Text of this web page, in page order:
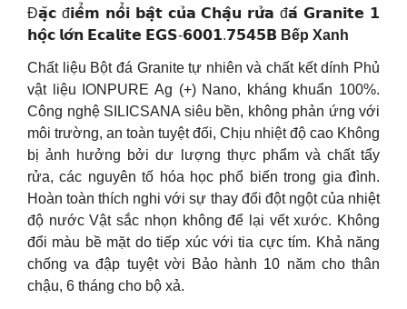
Đ𝗮̣̆𝗰 đ𝗶𝗲̂̉𝗺 𝗻𝗼̂̉𝗶 𝗯𝗮̣̂𝘁 𝗰𝘂̉𝗮 𝗖𝗵𝗮̣̂𝘂 𝗿𝘂̛̉𝗮 đ𝗮́ 𝗚𝗿𝗮𝗻𝗶𝘁𝗲 𝟭
𝗵𝗼̣̂𝗰 𝗹𝗼̛́𝗻 𝗘𝗰𝗮𝗹𝗶𝘁𝗲 𝗘𝗚𝗦-𝟲𝟬𝟬𝟭.𝟳𝟱𝟰𝟱𝗕 Bếp Xanh
Chất liệu Bột đá Granite tự nhiên và chất kết dính Phủ
vật liệu IONPURE Ag (+) Nano, kháng khuẩn 100%.
Công nghệ SILICSANA siêu bền, không phản ứng với
môi trường, an toàn tuyệt đối, Chịu nhiệt độ cao Không
bị ảnh hưởng bởi dư lượng thực phẩm và chất tẩy
rửa, các nguyên tố hóa học phổ biến trong gia đình.
Hoàn toàn thích nghi với sự thay đổi đột ngột của nhiệt
độ nước Vật sắc nhọn không để lại vết xước. Không
đổi màu bề mặt do tiếp xúc với tia cực tím. Khả năng
chống va đập tuyệt vời Bảo hành 10 năm cho thân
chậu, 6 tháng cho bộ xả.